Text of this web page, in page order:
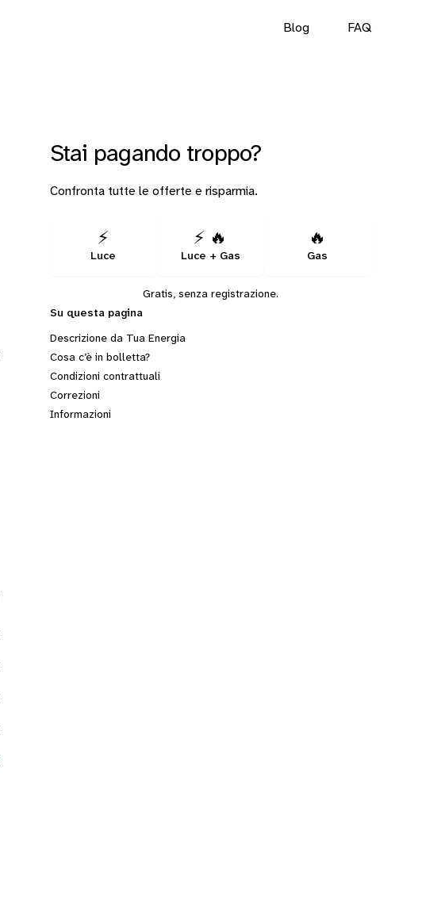
Blog FAQ
Stai pagando troppo?
Confronta tutte le offerte e risparmia.
⚡
Luce
⚡ 🔥
Luce + Gas
🔥
Gas
Gratis, senza registrazione.
Su questa pagina
Descrizione da Tua Energia
Cosa c’è in bolletta?
Condizioni contrattuali
Correzioni
Informazioni